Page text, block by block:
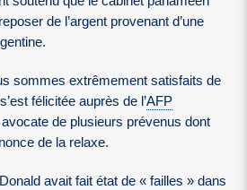
de l’argent provenant d’une
sommes extrêmement satisfaits de
félicitée auprès de l’AFP
de plusieurs prévenus dont
de la relaxe.
avait fait état de « failles » dans